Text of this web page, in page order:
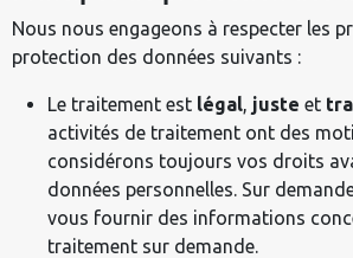
Nous nous engageons à respecter les
protection des données suivants :
Le traitement est légal juste et
activités de traitement ont des
considérons toujours vos droits
données personnelles. Sur
vous fournir des informations
traitement sur demande.